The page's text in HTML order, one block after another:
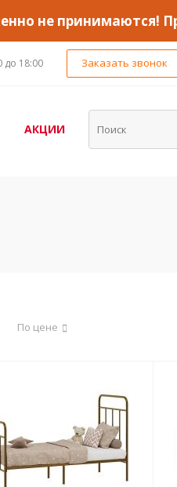
не принимаются!
до 18:00 Заказать звонок
АКЦИИ
По цене